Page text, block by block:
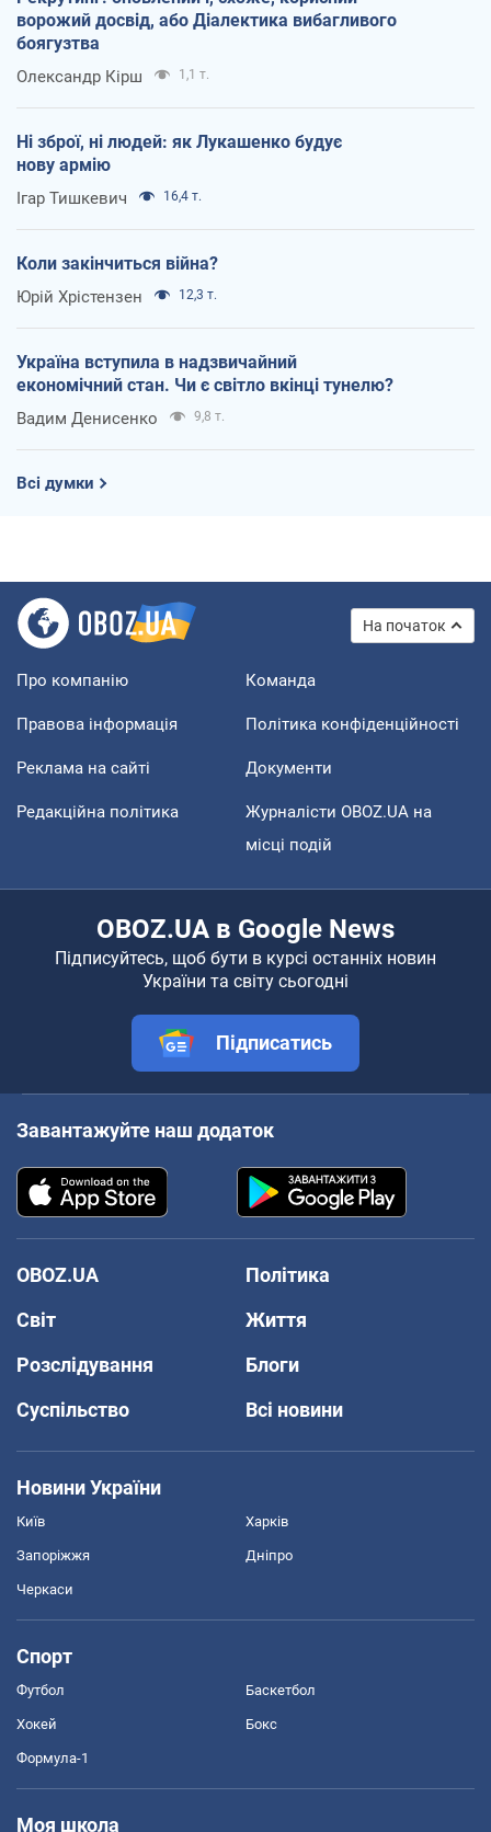
ворожий досвід, або Діалектика вибагливого
боягузтва
Олександр Кірш 1,1 т.
Ні зброї, ні людей: як Лукашенко будує
нову армію
Ігар Тишкевич 16,4 т.
Коли закінчиться війна?
Юрій Хрістензен 12,3 т.
Україна вступила в надзвичайний
економічний стан. Чи є світло вкінці тунелю?
Вадим Денисенко 9,8 т.
Всі думки
На початок
Про компанію Команда
Правова інформація Політика конфіденційності
Реклама на сайті Документи
Редакційна політика
Журналісти OBOZ.UA на
місці подій
OBOZ.UA в Google News
Підписуйтесь, щоб бути в курсі останніх новин
України та світу сьогодні
Підписатись
Завантажуйте наш додаток
OBOZ.UA
Політика
Світ
Життя
Розслідування
Блоги
Суспільство
Всі новини
Новини України
Київ Харків
Запоріжжя Дніпро
Черкаси
Спорт
Футбол Баскетбол
Хокей Бокс
Формула-1
Моя школа